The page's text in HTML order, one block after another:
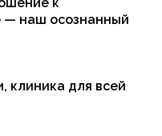
наш осознанный
клиника для всей